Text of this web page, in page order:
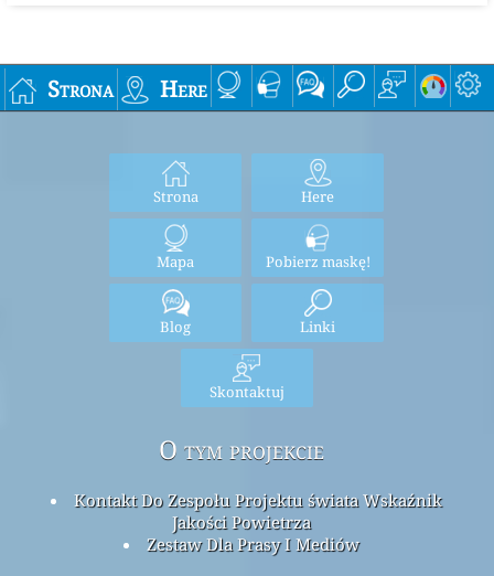
Strona Here
Strona Here
Mapa Pobierz maskę!
Blog Linki
Skontaktuj
O tym projekcie
Kontakt Do Zespołu Projektu świata Wskaźnik
Jakości Powietrza
Zestaw Dla Prasy I Mediów